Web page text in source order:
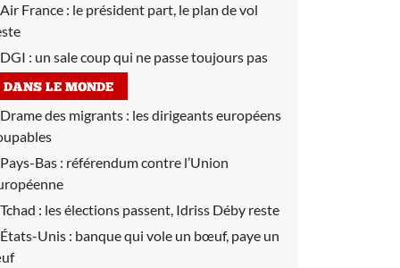
Air France : le président part, le plan de vol
DGI : un sale coup qui ne passe toujours pas
DANS LE MONDE
Drame des migrants : les dirigeants européens
Pays-Bas : référendum contre l’Union
Tchad : les élections passent, Idriss Déby reste
États-Unis : banque qui vole un bœuf, paye un